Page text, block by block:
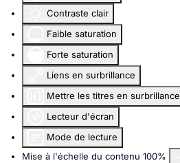
Contraste clair
Faible saturation
Forte saturation
Liens en surbrillance
Mettre les titres en surbrillance
Lecteur d'écran
Mode de lecture
Mise à l'échelle du contenu 100%